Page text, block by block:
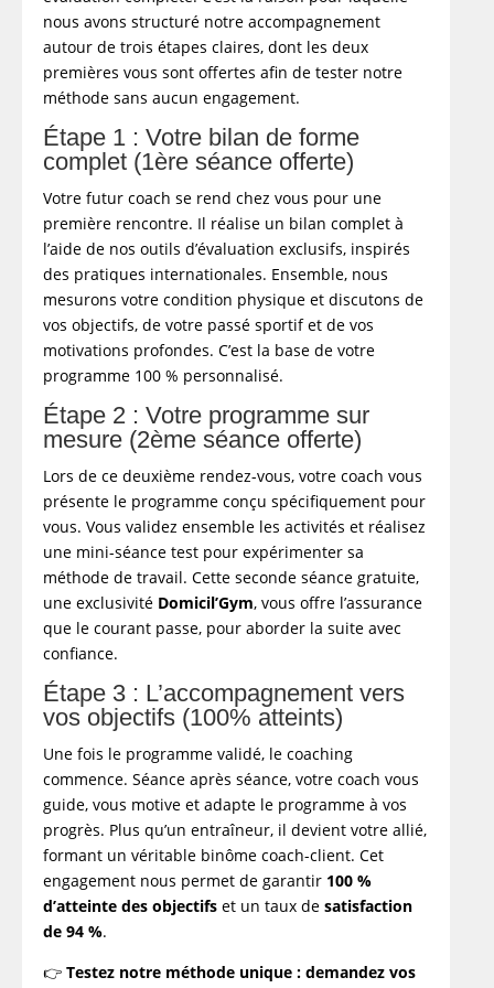
nous avons structuré notre accompagnement
autour de trois étapes claires, dont les deux
premières vous sont offertes afin de tester notre
méthode sans aucun engagement.
Étape 1 : Votre bilan de forme
complet (1ère séance offerte)
Votre futur coach se rend chez vous pour une
première rencontre. Il réalise un bilan complet à
l’aide de nos outils d’évaluation exclusifs, inspirés
des pratiques internationales. Ensemble, nous
mesurons votre condition physique et discutons de
vos objectifs, de votre passé sportif et de vos
motivations profondes. C’est la base de votre
programme 100 % personnalisé.
Étape 2 : Votre programme sur
mesure (2ème séance offerte)
Lors de ce deuxième rendez-vous, votre coach vous
présente le programme conçu spécifiquement pour
vous. Vous validez ensemble les activités et réalisez
une mini-séance test pour expérimenter sa
méthode de travail. Cette seconde séance gratuite,
une exclusivité Domicil’Gym, vous offre l’assurance
que le courant passe, pour aborder la suite avec
confiance.
Étape 3 : L’accompagnement vers
vos objectifs (100% atteints)
Une fois le programme validé, le coaching
commence. Séance après séance, votre coach vous
guide, vous motive et adapte le programme à vos
progrès. Plus qu’un entraîneur, il devient votre allié,
formant un véritable binôme coach-client. Cet
engagement nous permet de garantir 100 %
d’atteinte des objectifs et un taux desatisfaction
de 94 %.
👉Testez notre méthode unique : demandez vos